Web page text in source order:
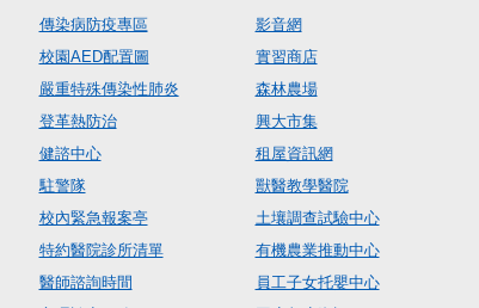
傳染病防疫專區
校園AED配置圖
嚴重特殊傳染性肺炎
登革熱防治
健諮中心
駐警隊
校內緊急報案亭
特約醫院診所清單
醫師諮詢時間
影音網
實習商店
森林農場
興大市集
租屋資訊網
獸醫教學醫院
土壤調查試驗中心
有機農業推動中心
員工子女托嬰中心